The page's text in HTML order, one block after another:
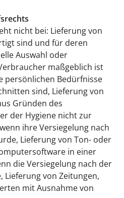
nicht bei: Lieferung von
sind und für deren
Auswahl oder
maßgeblich ist
persönlichen Bedürfnisse
sind, Lieferung von
Gründen des
der Hygiene nicht zur
ihre Versiegelung nach
Lieferung von Ton- oder
in einer
die Versiegelung nach der
von Zeitungen,
mit Ausnahme von